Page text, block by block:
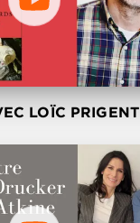
LOÏC PRIGENT